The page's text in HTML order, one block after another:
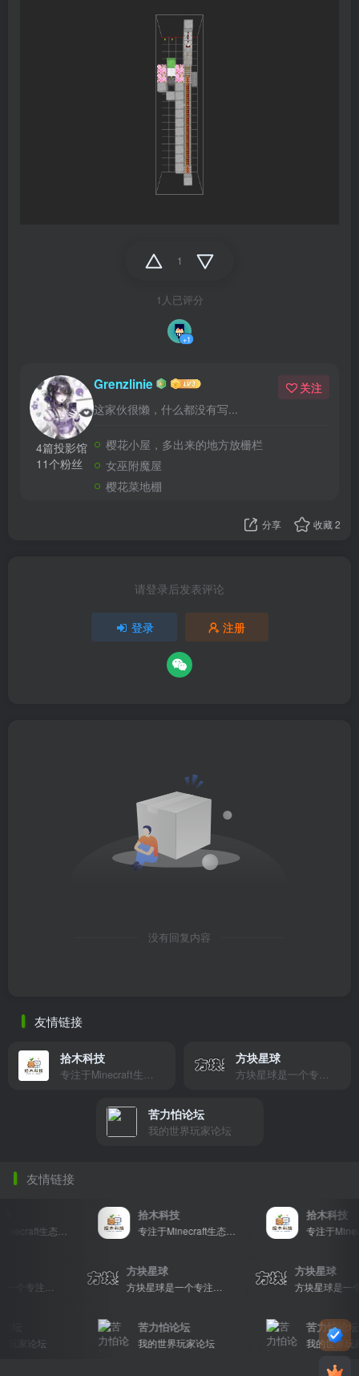
1
1人已评分
+1
4篇投影馆
11个粉丝
Grenzlinie
这家伙很懒，什么都没有写...
关注
樱花小屋，多出来的地方放栅栏
女巫附魔屋
樱花菜地棚
分享 收藏2
请登录后发表评论
登录 注册
没有回复内容
友情链接
拾木科技 方块星球
苦力怕论坛
我的世界玩家论坛
友情链接
专注于Minecraft生态建设
拾木科技
专注于Minecraft生态建设
拾木科技
方块星球 方块星球
家论坛
苦力怕论坛
我的世界玩家论坛
苦力怕论坛
我的世界玩家